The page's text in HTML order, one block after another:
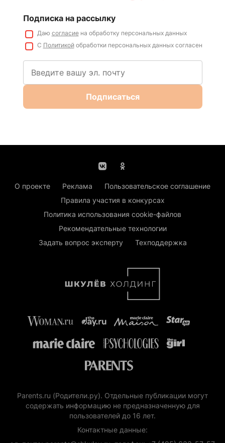
Подписка на рассылку
Даю согласиена обработку персональных данных
С Политикойобработки персональных данных согласен
Подписаться
О проекте Реклама
Пользовательское соглашение
Правила участия в конкурсах
Политика использования cookie-файлов
Рекомендательные технологии
Задать вопрос эксперту
Техподдержка
Parents.ru (Родители.ру). Отдельные публикации могут
содержать информацию не предназначенную для
пользователей до 16 лет.
Контактные данные: